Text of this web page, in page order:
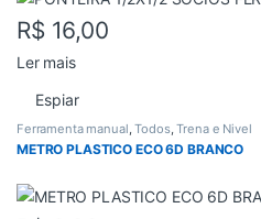
R$ 16,00
Ler mais
Espiar
Ferramenta manual,Todos,Trena e Nivel
METRO PLASTICO ECO 6D BRANCO